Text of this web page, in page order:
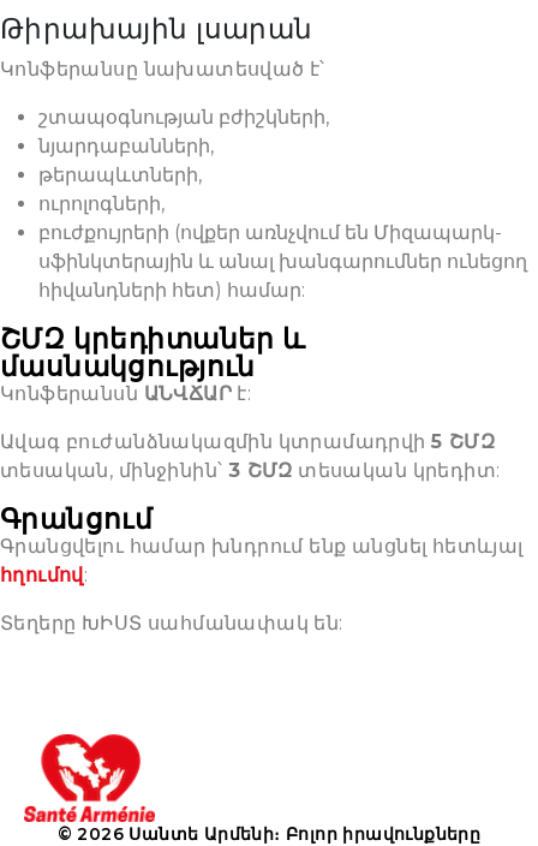
Թիրախային լսարան
Կոնֆերանսը նախատեսված է՝
շտապօգնության բժիշկների,
նյարդաբանների,
թերապևտների,
ուրոլոգների,
բուժքույրերի (ովքեր առնչվում են Միզապարկ-
սֆինկտերային և անալ խանգարումներ ունեցող
հիվանդների հետ) համար:
ՇՄԶ կրեդիտաներ և
մասնակցություն
Կոնֆերանսն ԱՆՎՃԱՐէ:
Ավագ բուժանձնակազմին կտրամադրվի5 ՇՄԶ
տեսական, մինջինին՝ 3 ՇՄԶ տեսական կրեդիտ:
Գրանցում
Գրանցվելու համար խնդրում ենք անցնել հետևյալ
հղումով :
Տեղերը ԽԻՍՏ սահմանափակ են:
© 2026 Սանտե Արմենի։ Բոլոր իրավունքները